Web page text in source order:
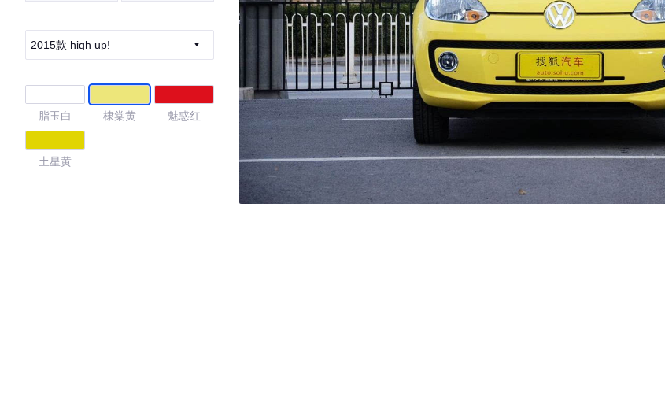
2015款 high up!
脂玉白 棣棠黄 魅惑红
土星黄